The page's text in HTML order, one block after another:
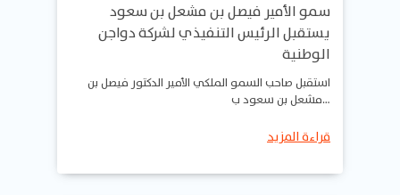
سمو الأمير فيصل بن مشعل بن سعود
يستقبل الرئيس التنفيذي لشركة دواجن
الوطنية
استقبل صاحب السمو الملكي الأمير الدكتور فيصل بن
مشعل بن سعود ب…
قراءة المزيد